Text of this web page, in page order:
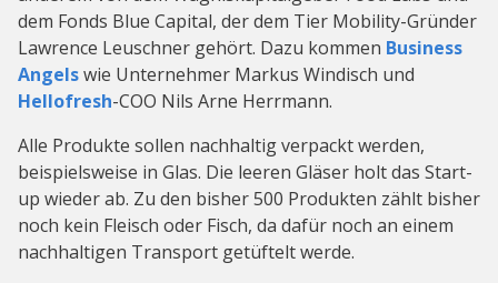
dem Fonds Blue Capital, der dem Tier Mobility-Gründer
Lawrence Leuschner gehört. Dazu kommen Business
Angelswie Unternehmer Markus Windisch und
Hellofresh-COO Nils Arne Herrmann.
Alle Produkte sollen nachhaltig verpackt werden,
beispielsweise in Glas. Die leeren Gläser holt das Start-
up wieder ab. Zu den bisher 500 Produkten zählt bisher
noch kein Fleisch oder Fisch, da dafür noch an einem
nachhaltigen Transport getüftelt werde.